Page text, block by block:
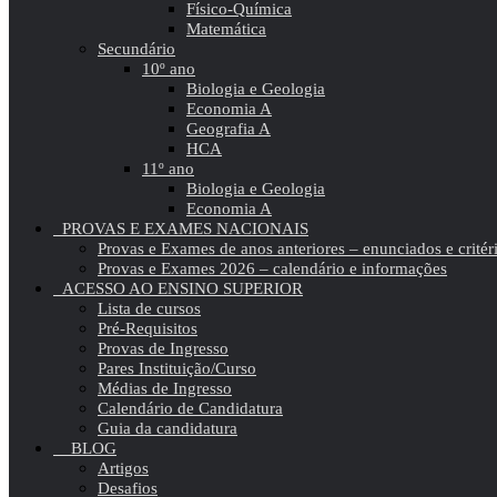
Físico-Química
Matemática
Secundário
10º ano
Biologia e Geologia
Economia A
Geografia A
HCA
11º ano
Biologia e Geologia
Economia A
PROVAS E EXAMES NACIONAIS
Provas e Exames de anos anteriores – enunciados e
Provas e Exames 2026 – calendário e informações
ACESSO AO ENSINO SUPERIOR
Lista de cursos
Pré-Requisitos
Provas de Ingresso
Pares Instituição/Curso
Médias de Ingresso
Calendário de Candidatura
Guia da candidatura
BLOG
Artigos
Desafios